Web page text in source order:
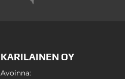
KARILAINEN OY
Avoinna: